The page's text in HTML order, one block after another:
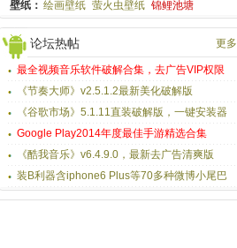
壁纸： 绘画壁纸 萤火虫壁纸 锦鲤池塘
论坛热帖 更多
最全视频音乐软件破解合集，去广告VIP权限
《节奏大师》v2.5.1.2最新美化破解版
《谷歌市场》5.1.11直装破解版，一键安装器
Google Play2014年度最佳手游精选合集
《酷我音乐》v6.4.9.0，最新去广告清爽版
装B利器含iphone6 Plus等70多种微博小尾巴